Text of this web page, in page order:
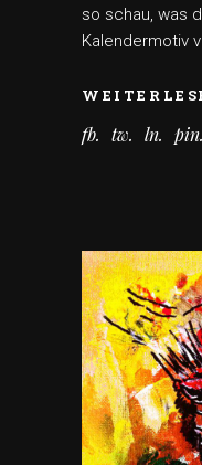
so schau, was
Kalendermotiv
fb tw ln pin